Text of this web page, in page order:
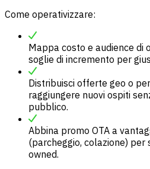
Come operativizzare:
Mappa costo e audience di
soglie di incremento per
Distribuisci offerte geo o
raggiungere nuovi ospiti
pubblico.
Abbina promo OTA a
(parcheggio, colazione) per
owned.